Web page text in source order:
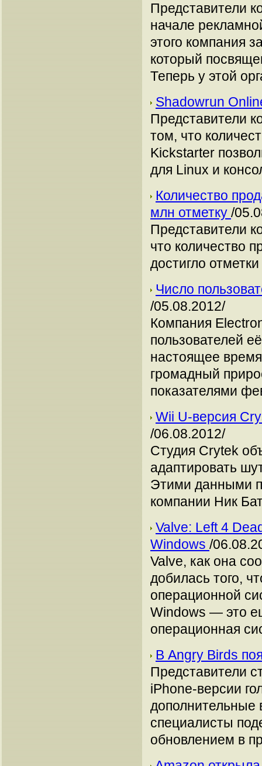
Представители
начале
этого компания
который
Теперь у этой
Shadowrun
Представители
том, что
Kickstarter
для Linux и
Количество
млн отметку /
Представители
что количество
достигло
Число
/05.08.2012/
Компания
пользователей
настоящее
громадный
показателями
Wii U-версия
/06.08.2012/
Студия Crytek
адаптировать
Этими данными
компании Ник
Valve: Left 4
Windows /
Valve, как она
добилась того,
операционной
Windows — это
операционная
В Angry Birds
Представители
iPhone-версии
специалисты
обновлением в